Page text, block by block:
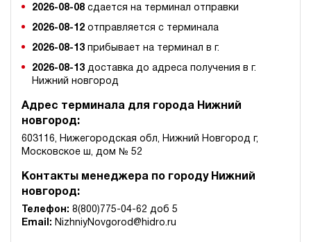
2026-08-08 сдается на терминал отправки
2026-08-12 отправляется с терминала
2026-08-13 прибывает на терминал в г.
2026-08-13 доставка до адреса получения в г.
Нижний новгород
Адрес терминала для города Нижний
новгород:
603116, Нижегородская обл, Нижний Новгород г,
Московское ш, дом № 52
Контакты менеджера по городу Нижний
новгород:
Телефон: 8(800)775-04-62 доб 5
Email: NizhniyNovgorod@hidro.ru